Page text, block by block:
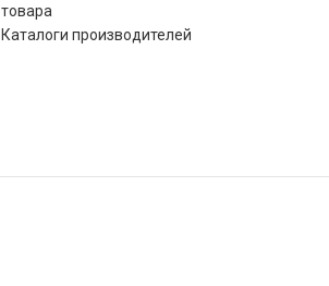
товара
Каталоги производителей